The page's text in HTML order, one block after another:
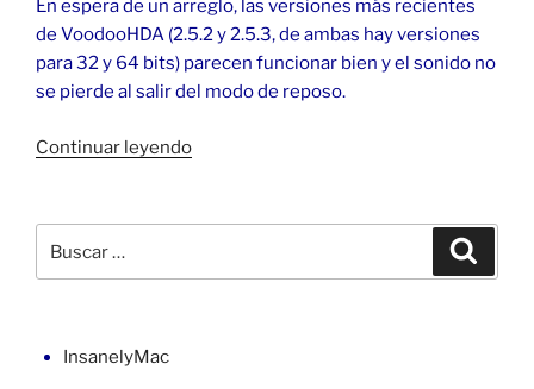
En espera de un arreglo, las versiones más recientes
de VoodooHDA (2.5.2 y 2.5.3, de ambas hay versiones
para 32 y 64 bits) parecen funcionar bien y el sonido no
se pierde al salir del modo de reposo.
Continuar leyendo«Chip
AppleHDA
por:
InsanelyMac